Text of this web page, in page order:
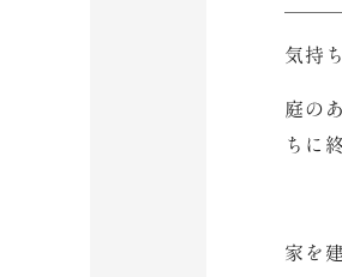
気持
庭の
ちに
家を